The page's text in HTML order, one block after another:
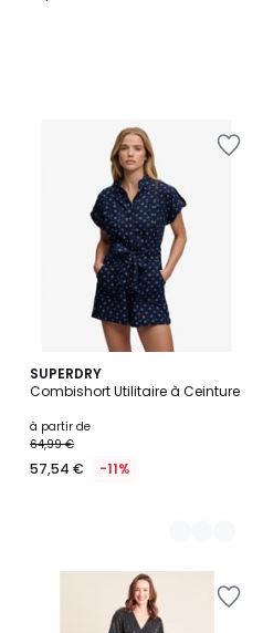
SUPERDRY
Combishort Utilitaire à Ceinture
à partir de
64,99 €
57,54 € -11%
2
Couleurs